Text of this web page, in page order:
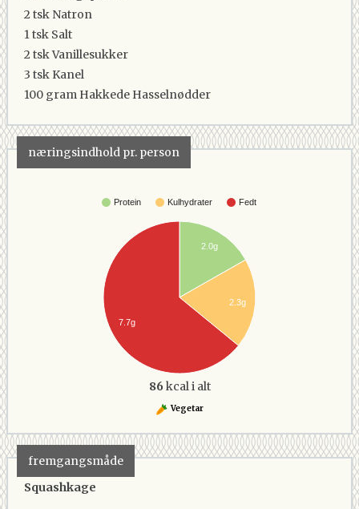
2 tsk Natron
1 tsk Salt
2 tskVanillesukker
3 tsk Kanel
100 gram Hakkede Hasselnødder
næringsindhold pr. person
Protein Kulhydrater Fedt
2.0g
2.3g
7.7g
86 kcal i alt
Vegetar
fremgangsmåde
Squashkage